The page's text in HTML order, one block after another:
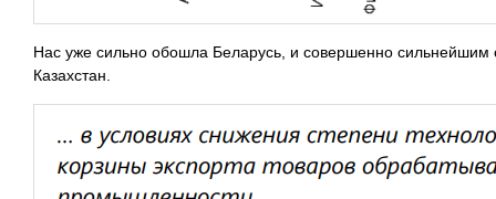
Нас уже сильно обошла Беларусь, и совершенно сильнейшим
Казахстан.